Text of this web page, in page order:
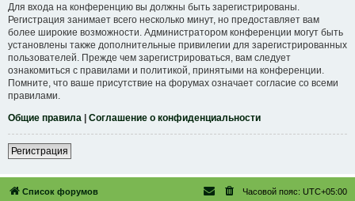
Для входа на конференцию вы должны быть зарегистрированы.
Регистрация занимает всего несколько минут, но предоставляет вам
более широкие возможности. Администратором конференции могут быть
установлены также дополнительные привилегии для зарегистрированных
пользователей. Прежде чем зарегистрироваться, вам следует
ознакомиться с правилами и политикой, принятыми на конференции.
Помните, что ваше присутствие на форумах означает согласие со всеми
правилами.
Общие правила | Соглашение о конфиденциальности
Регистрация
Список форумов Часовой пояс: UTC+05:00